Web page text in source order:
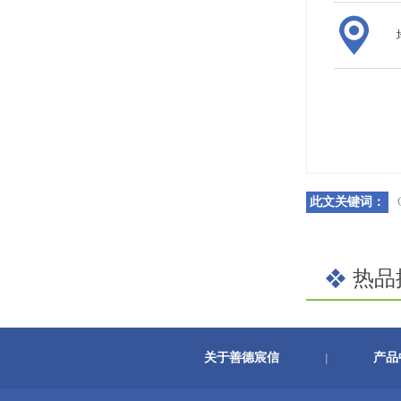
此文关键词：
热品
关于善德宸信 产品